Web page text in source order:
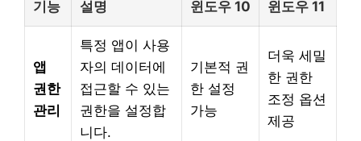
기능 설명 윈도우 10 윈도우 11
앱
권한
관리
특정 앱이 사용
자의 데이터에
접근할 수 있는
권한을 설정합
니다.
기본적 권
한 설정
가능
더욱 세밀
한 권한
조정 옵션
제공